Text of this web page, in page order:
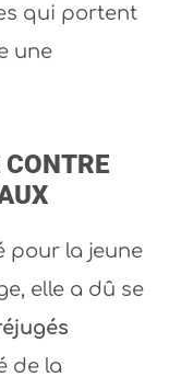
qui portent
une
pour la jeune
elle a dû se
de la